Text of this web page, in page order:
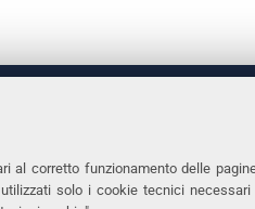
al corretto funzionamento delle
solo i cookie tecnici
Rettrice: Prof.ssa Laura
via Ludovico Ariosto, 35